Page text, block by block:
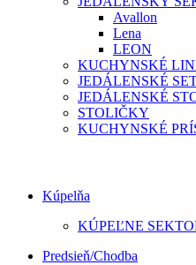
Avallon
Lena
LEON
KUCHYNSKÉ
JEDÁLENSKÉ
JEDÁLENSKÉ
STOLIČKY
KUCHYNSKÉ
Kúpelňa
KÚPEĽNE
Predsieň/Chodba